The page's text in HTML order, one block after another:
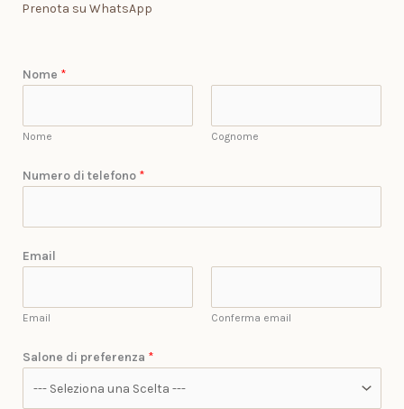
Prenota su WhatsApp
Nome *
Nome Cognome
Numero di telefono *
Email
Email Conferma email
Salone di preferenza *